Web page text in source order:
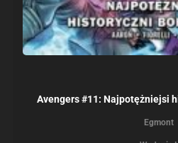
Avengers #11: Najpotężniejsi
Egmont